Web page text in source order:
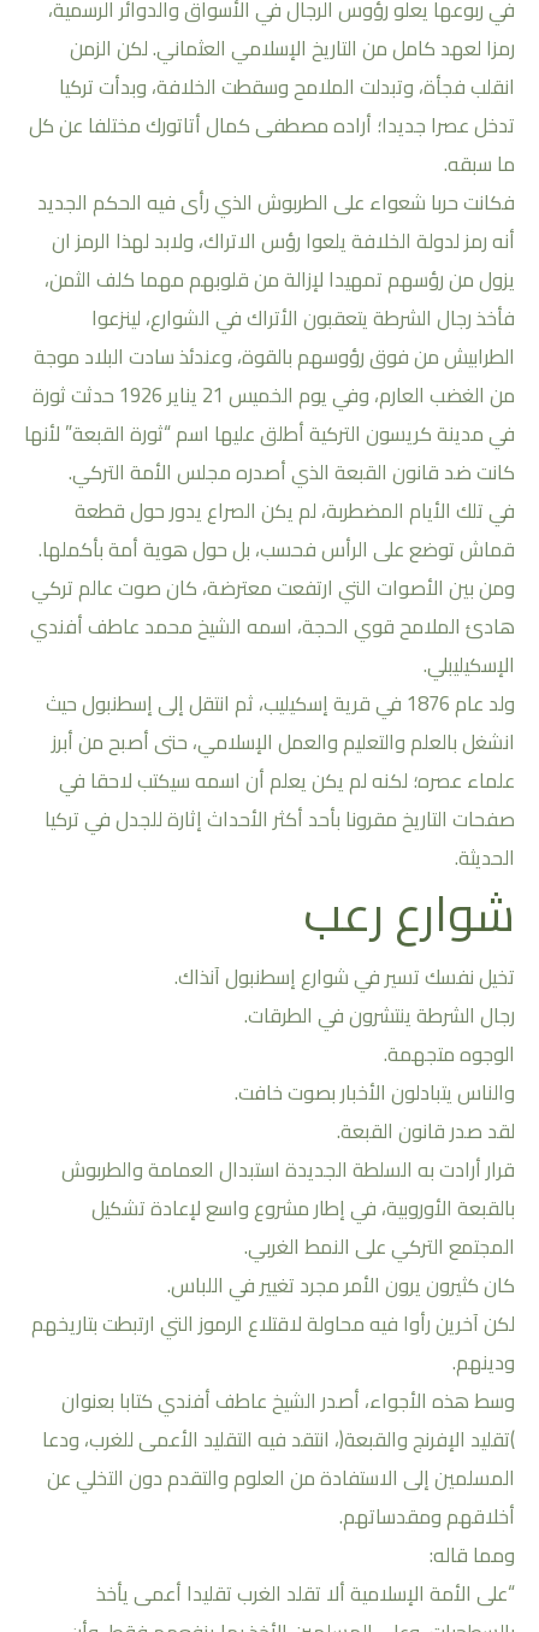
في ربوعها يعلو رؤوس الرجال في الأسواق والدوائر الرسمية،
رمزا لعهد كامل من التاريخ الإسلامي العثماني. لكن الزمن
انقلب فجأة، وتبدلت الملامح وسقطت الخلافة، وبدأت تركيا
تدخل عصرا جديدا؛ أراده مصطفى كمال أتاتورك مختلفا عن كل
ما سبقه.
فكانت حربا شعواء على الطربوش الذي رأى فيه الحكم الجديد
أنه رمز لدولة الخلافة يلعوا رؤس اﻻتراك، وﻻبد لهذا الرمز ان
يزول من رؤسهم تمهيدا لإزالة من قلوبهم مهما كلف الثمن،
فأخذ رجال الشرطة يتعقبون الأتراك في الشوارع، لينزعوا
الطرابيش من فوق رؤوسهم بالقوة، وعندئذ سادت البلاد موجة
من الغضب العارم، وفي يوم الخميس 21 يناير 1926 حدثت ثورة
في مدينة كريسون التركية أطلق عليها اسم “ثورة القبعة” لأنها
كانت ضد قانون القبعة الذي أصدره مجلس الأمة التركي.
في تلك الأيام المضطربة، لم يكن الصراع يدور حول قطعة
قماش توضع على الرأس فحسب، بل حول هوية أمة بأكملها.
ومن بين الأصوات التي ارتفعت معترضة، كان صوت عالم تركي
هادئ الملامح قوي الحجة، اسمه الشيخ محمد عاطف أفندي
الإسكيليبلي.
ولد عام 1876 في قرية إسكيليب، ثم انتقل إلى إسطنبول حيث
انشغل بالعلم والتعليم والعمل الإسلامي، حتى أصبح من أبرز
علماء عصره؛ لكنه لم يكن يعلم أن اسمه سيكتب لاحقا في
صفحات التاريخ مقرونا بأحد أكثر الأحداث إثارة للجدل في تركيا
الحديثة.
شوارع رعب
تخيل نفسك تسير في شوارع إسطنبول آنذاك.
رجال الشرطة ينتشرون في الطرقات.
الوجوه متجهمة.
والناس يتبادلون الأخبار بصوت خافت.
لقد صدر قانون القبعة.
قرار أرادت به السلطة الجديدة استبدال العمامة والطربوش
بالقبعة الأوروبية، في إطار مشروع واسع لإعادة تشكيل
المجتمع التركي على النمط الغربي.
كان كثيرون يرون الأمر مجرد تغيير في اللباس.
لكن آخرين رأوا فيه محاولة لاقتلاع الرموز التي ارتبطت بتاريخهم
ودينهم.
وسط هذه الأجواء، أصدر الشيخ عاطف أفندي كتابا بعنوان
)تقليد الإفرنج والقبعة(، انتقد فيه التقليد الأعمى للغرب، ودعا
المسلمين إلى الاستفادة من العلوم والتقدم دون التخلي عن
أخلاقهم ومقدساتهم.
ومما قاله:
“على الأمة الإسلامية ألا تقلد الغرب تقليدا أعمى يأخذ